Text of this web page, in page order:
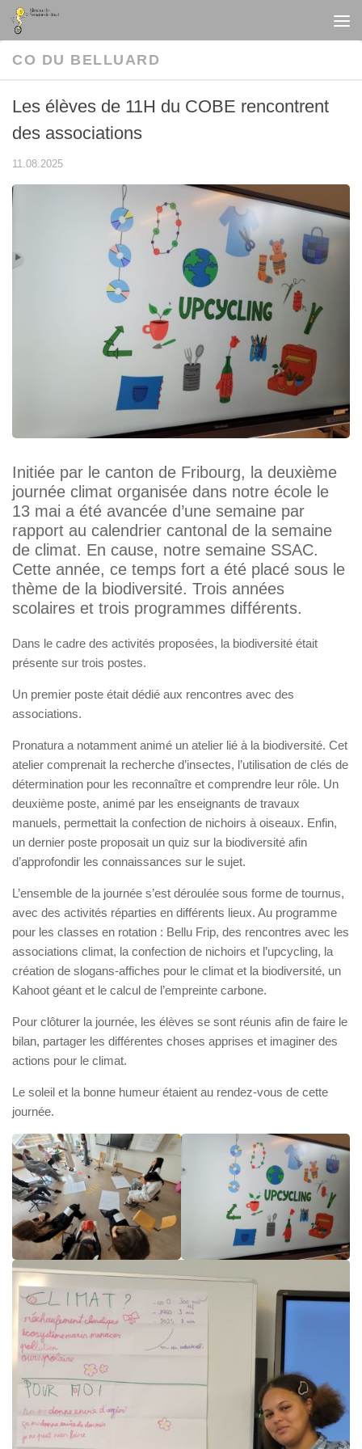
Au dessous du contenu
CO DU BELLUARD
Les élèves de 11H du COBE rencontrent
des associations
11.08.2025
Initiée par le canton de Fribourg, la deuxième
journée climat organisée dans notre école le
13 mai a été avancée d’une semaine par
rapport au calendrier cantonal de la semaine
de climat. En cause, notre semaine SSAC.
Cette année, ce temps fort a été placé sous le
thème de la biodiversité. Trois années
scolaires et trois programmes différents.
Dans le cadre des activités proposées, la biodiversité était
présente sur trois postes.
Un premier poste était dédié aux rencontres avec des
associations.
Pronatura a notamment animé un atelier lié à la biodiversité. Cet
atelier comprenait la recherche d’insectes, l’utilisation de clés de
détermination pour les reconnaître et comprendre leur rôle. Un
deuxième poste, animé par les enseignants de travaux
manuels, permettait la confection de nichoirs à oiseaux. Enfin,
un dernier poste proposait un quiz sur la biodiversité afin
d’approfondir les connaissances sur le sujet.
L’ensemble de la journée s’est déroulée sous forme de tournus,
avec des activités réparties en différents lieux. Au programme
pour les classes en rotation : Bellu Frip, des rencontres avec les
associations climat, la confection de nichoirs et l’upcycling, la
création de slogans-affiches pour le climat et la biodiversité, un
Kahoot géant et le calcul de l’empreinte carbone.
Pour clôturer la journée, les élèves se sont réunis afin de faire le
bilan, partager les différentes choses apprises et imaginer des
actions pour le climat.
Le soleil et la bonne humeur étaient au rendez-vous de cette
journée.